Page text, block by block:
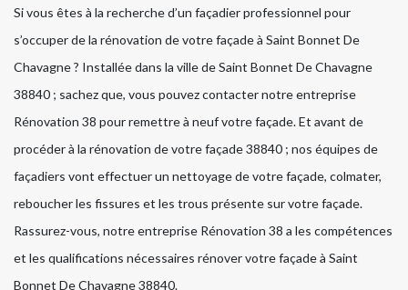
Si vous êtes à la recherche d’un façadier professionnel pour
s’occuper de la rénovation de votre façade à Saint Bonnet De
Chavagne ? Installée dans la ville de Saint Bonnet De Chavagne
38840 ; sachez que, vous pouvez contacter notre entreprise
Rénovation 38 pour remettre à neuf votre façade. Et avant de
procéder à la rénovation de votre façade 38840 ; nos équipes de
façadiers vont effectuer un nettoyage de votre façade, colmater,
reboucher les fissures et les trous présente sur votre façade.
Rassurez-vous, notre entreprise Rénovation 38 a les compétences
et les qualifications nécessaires rénover votre façade à Saint
Bonnet De Chavagne 38840.